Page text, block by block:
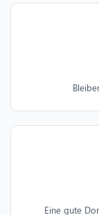
Eine gute